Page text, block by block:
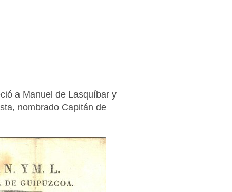
a Manuel de Lasquíbar y
nombrado Capitán de